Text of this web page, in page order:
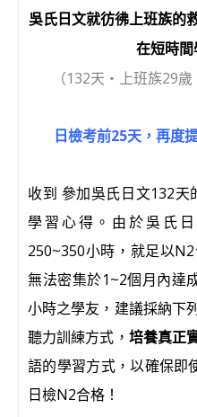
c
b
o
it
r
e
g
ra
e
吳氏日文就彷彿上班族的
在短時間
（132天‧上班族29
日檢考前25天，再度
收到 參加吳氏日文132
學習心得。由於吳氏
250~350小時，就足以
無法密集於1~2個月內達
小時之學友，建議採納下
聽力訓練方式， 培養真正
語的學習方式，以確保即
日檢N2合格！